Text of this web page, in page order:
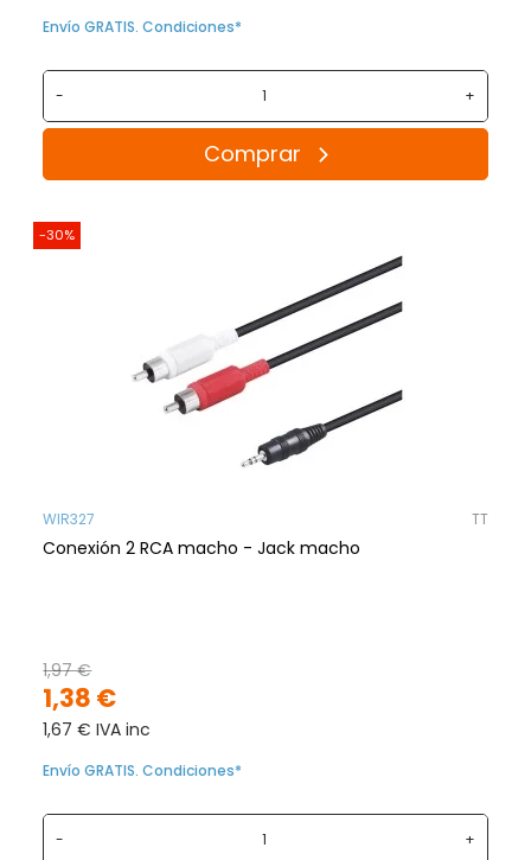
Envío GRATIS. Condiciones*
- +
Comprar
-30%
WIR327 TT
Conexión 2 RCA macho - Jack macho
1,38 €
1,97 €
1,67 € IVA inc
Envío GRATIS. Condiciones*
- +